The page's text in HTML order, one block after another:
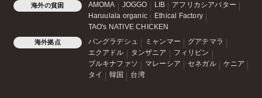
海外の貧困 AMOMA JOGGO LIB
アフリカシアバター
Haruulala organic
Ethical Factory
TAO's NATIVE CHICKEN
海外拠点 バングラデシュ ミャンマー
グアテマラ
エクアドル
タンザニア
フィリピン
ブルキナファソ
マレーシア セネガル
ケニア
タイ
韓国 台湾